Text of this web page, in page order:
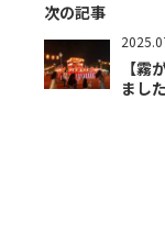
次の記事
【霧
まし